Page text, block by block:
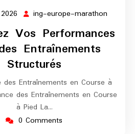
21
mars
2026
ing-europe-marathon
marathon
Vos Performances
Entraînements
Structurés
Entraînements en Course à
des Entraînements en Course
à Pied La…
0 Comments